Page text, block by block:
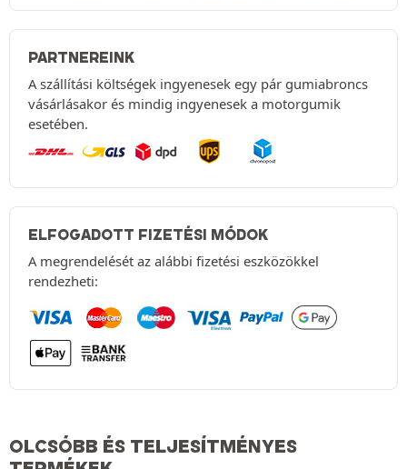
PARTNEREINK
A szállítási költségek ingyenesek egy pár gumiabroncs
vásárlásakor és mindig ingyenesek a motorgumik
esetében.
ELFOGADOTT FIZETÉSI MÓDOK
A megrendelését az alábbi fizetési eszközökkel
rendezheti:
OLCSÓBB ÉS TELJESÍTMÉNYES